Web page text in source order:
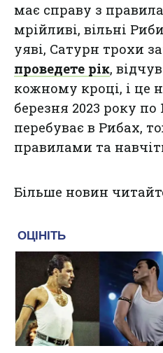
має справу з
мрійливі, вільні
уяві, Сатурн трохи
проведете рік,
кожному кроці, і це
березня 2023 року
перебуває в Рибах,
правилами та
Більше новин